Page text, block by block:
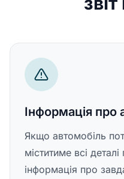
Інформація про
Якщо автомобіль
міститиме всі
інформація про